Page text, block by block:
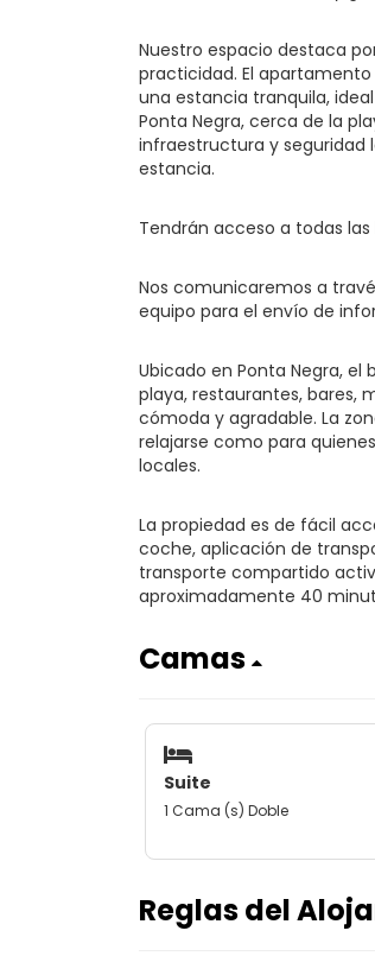
Nuestro espacio destaca
practicidad. El
una estancia tranquila,
Ponta Negra, cerca de la
infraestructura y seguridad
estancia.
Tendrán acceso a todas
Nos comunicaremos a
equipo para el envío de
Ubicado en Ponta Negra,
playa, restaurantes, bares,
cómoda y agradable. La
relajarse como para
locales.
La propiedad es de fácil
coche, aplicación de
transporte compartido
aproximadamente 40
Camas
Suite
1 Cama (s) Doble
Reglas del